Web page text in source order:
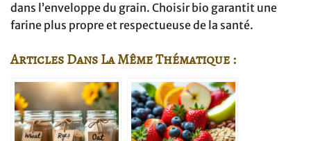
dans l’enveloppe du grain. Choisir bio garantit une
farine plus propre et respectueuse de la santé.
Articles Dans La Même Thématique :